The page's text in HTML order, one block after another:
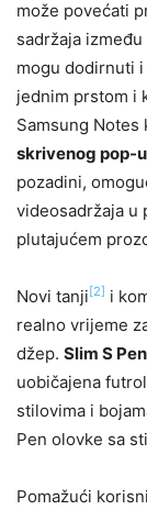
može povećati
sadržaja
mogu dodirnuti
jednim prstom i
Samsung
skrivenog pop-
pozadini,
videosadržaja u
plutajućem
Novi tanji [2] i
realno vrijeme
džep. Slim S
uobičajena
stilovima i
Pen olovke sa
Pomažući